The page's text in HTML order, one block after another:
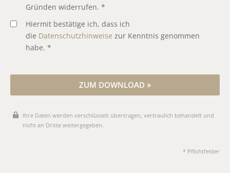
Gründen widerrufen. *
Hiermit bestätige ich, dass ich
die Datenschutzhinweise zur Kenntnis genommen
habe. *
ZUM DOWNLOAD »
Ihre Daten werden verschlüsselt übertragen, vertraulich behandelt und
nicht an Dritte weitergegeben.
* Pflichtfelder